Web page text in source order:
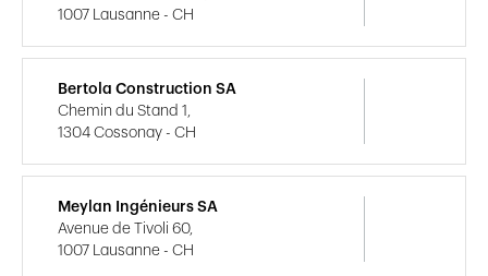
1007 Lausanne - CH
Bertola Construction SA
Chemin du Stand 1,
1304 Cossonay - CH
Meylan Ingénieurs SA
Avenue de Tivoli 60,
1007 Lausanne - CH